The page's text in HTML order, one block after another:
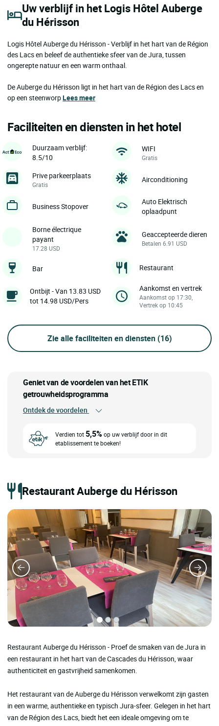
Uw verblijf in het Logis Hôtel Auberge
du Hérisson
Logis Hôtel Auberge du Hérisson - Verblijf in het hart van de Région
des Lacs en beleef de authentieke sfeer van de Jura, tussen
ongerepte natuur en een warm onthaal.
De Auberge du Hérisson ligt in het hart van de Région des Lacs en
op een steenworpLees meer
Faciliteiten en diensten in het hotel
Duurzaam verblijf:
8.5/10
WIFI
Gratis
Prive parkeerplaats
Gratis
Airconditioning
Business Stopover
Auto Elektrisch
oplaadpunt
Borne électrique
payant
17.28 USD
Geaccepteerde dieren
Betalen 6.91 USD
Bar Restaurant
Ontbijt - Van 13.83 USD
tot 14.98 USD/Pers
Aankomst en vertrek
Aankomst op 17:30,
Vertrek op 10:45
Zie alle faciliteiten en diensten (16)
Geniet van de voordelen van het ETIK
getrouwheidsprogramma
Ontdek de voordelen
Verdien tot 5,5%op uw verblijf door in dit
etablissement te boeken!
Restaurant Auberge du Hérisson
Restaurant Auberge du Hérisson - Proef de smaken van de Jura in
een restaurant in het hart van de Cascades du Hérisson, waar
authenticiteit en gastvrijheid samenkomen.
Het restaurant van de Auberge du Hérisson verwelkomt zijn gasten
in een warme, authentieke en typisch Jura-sfeer. Gelegen in het hart
van de Région des Lacs, biedt het een ideale omgeving om te